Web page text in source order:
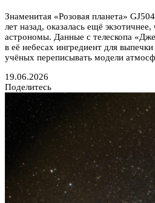
Знаменитая «Розовая планета»
лет назад, оказалась ещё
астрономы. Данные с телескопа
в её небесах ингредиент для
учёных переписывать модели
19.06.2026
Поделитесь